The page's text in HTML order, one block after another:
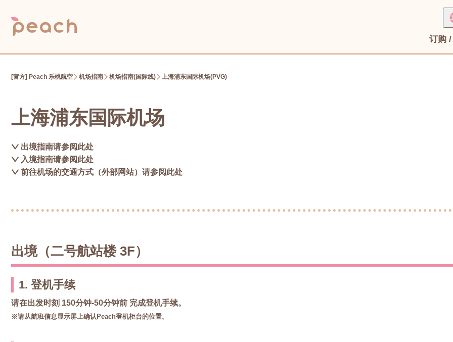
订购
[官方] Peach 乐桃航空 机场指南 机场指南(国际线) 上海浦东国际机场(PVG)
上海浦东国际机场
出境指南请参阅此处
入境指南请参阅此处
前往机场的交通方式（外部网站）请参阅此处
出境（二号航站楼 3F）
1. 登机手续
请在出发时刻 150分钟-50分钟前 完成登机手续。
※请从航班信息显示屏上确认Peach登机柜台的位置。